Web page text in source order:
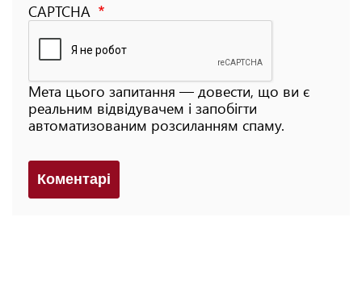
CAPTCHA
Мета цього запитання — довести, що ви є
реальним відвідувачем і запобігти
автоматизованим розсиланням спаму.
Коментарi